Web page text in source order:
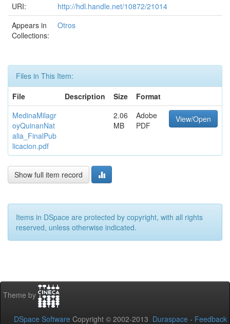
URI:
http://hdl.handle.net/10872/21014
Appears in
Collections:
Otros
Files in This Item:
File
Description Size
Format
MedinaMilagr
oyQuinanNat
alia_FinalPub
licacion.pdf
2.06
MB
Adobe
PDF
View/Open
Show full item record
Items in DSpace are protected by copyright, with all rights
reserved, unless otherwise indicated.
Theme by
DSpace Software Copyright © 2002-2013 Duraspace - Feedback